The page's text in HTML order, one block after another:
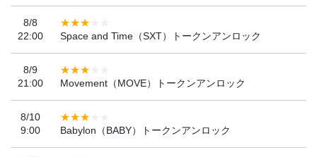
8/8
22:00
Space and Time（SXT）トークンアンロック
8/9
21:00
Movement（MOVE）トークンアンロック
8/10
9:00
Babylon（BABY）トークンアンロック